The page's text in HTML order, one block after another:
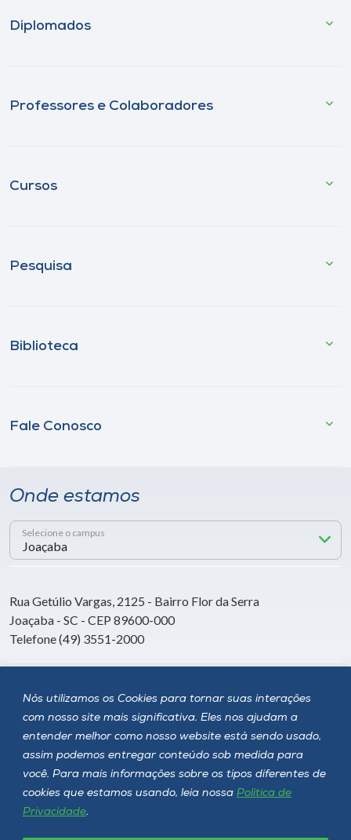
Nós utilizamos os Cookies para tornar suas interações
com nosso site mais significativa. Eles nos ajudam a
entender melhor como nosso website está sendo usado,
assim podemos entregar conteúdo sob medida para
você. Para mais informações sobre os tipos diferentes de
cookies que estamos usando, leia nossa Política de
Privacidade.
Diplomados
Professores e Colaboradores
Cursos
Pesquisa
Biblioteca
Fale Conosco
Onde estamos
Selecione o campus
Rua Getúlio Vargas, 2125 - Bairro Flor da Serra
Joaçaba - SC - CEP 89600-000
Telefone (49) 3551-2000
Siga a Unoesc